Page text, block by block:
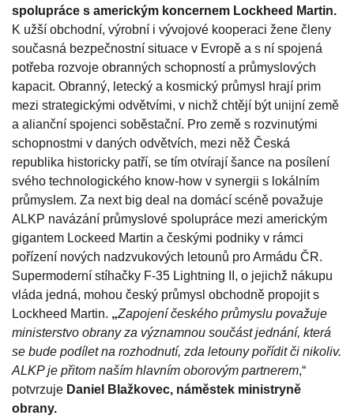
spolupráce s americkým koncernem Lockheed Martin.
K užší obchodní, výrobní i vývojové kooperaci žene členy
současná bezpečnostní situace v Evropě a s ní spojená
potřeba rozvoje obranných schopností a průmyslových
kapacit. Obranný, letecký a kosmický průmysl hrají prim
mezi strategickými odvětvími, v nichž chtějí být unijní země
a alianční spojenci soběstační. Pro země s rozvinutými
schopnostmi v daných odvětvích, mezi něž Česká
republika historicky patří, se tím otvírají šance na posílení
svého technologického know-how v synergii s lokálním
průmyslem. Za next big deal na domácí scéně považuje
ALKP navázání průmyslové spolupráce mezi americkým
gigantem Lockeed Martin a českými podniky v rámci
pořízení nových nadzvukových letounů pro Armádu ČR.
Supermoderní stíhačky F-35 Lightning II, o jejichž nákupu
vláda jedná, mohou český průmysl obchodně propojit s
Lockheed Martin. „Zapojení českého průmyslu považuje
ministerstvo obrany za významnou součást jednání, která
se bude podílet na rozhodnutí, zda letouny pořídit či nikoliv.
ALKP je přitom naším hlavním oborovým partnerem,“
potvrzuje Daniel Blažkovec, náměstek ministryně
obrany.